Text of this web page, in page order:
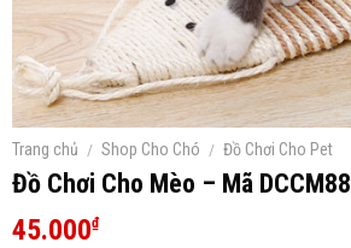
Trang chủ / Shop Cho Chó / Đồ Chơi Cho Pet
Đồ Chơi Cho Mèo – Mã DCCM88
45.000₫